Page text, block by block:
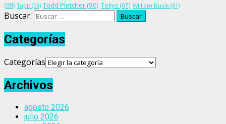
(69) Tapit (58) Todd Pletcher(90) Tokyo (67) William Buick (61)
Buscar:
Categorías
Categorías
Archivos
agosto 2026
julio 2026